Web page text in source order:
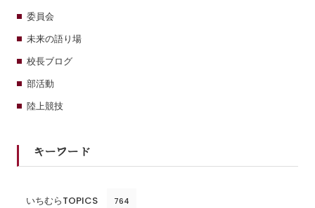
委員会
未来の語り場
校長ブログ
部活動
陸上競技
キーワード
いちむらTOPICS 764